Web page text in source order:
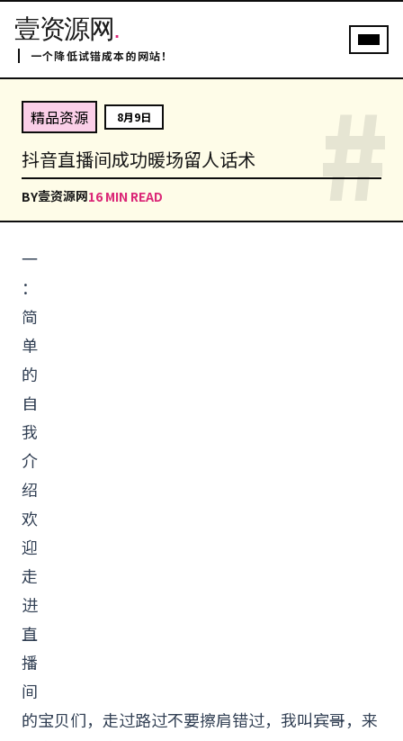
壹资源网.
一个降低试错成本的网站！
#
精品资源 8月9日
抖音直播间成功暖场留人话术
BY壹资源网16 MIN READ
一
：
简
单
的
自
我
介
绍
欢
迎
走
进
直
播
间
的宝贝们，走过路过不要擦肩错过，我叫宾哥，来